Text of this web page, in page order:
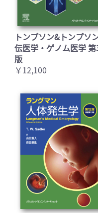
トンプソン&トンプソ
伝医学・ゲノム医学
版
￥12,100